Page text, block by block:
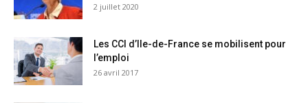
2 juillet 2020
Les CCI d’Ile-de-France se mobilisent pour
l’emploi
26 avril 2017